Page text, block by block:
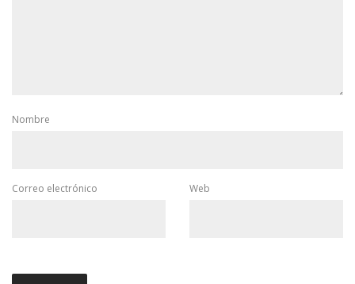
Nombre
Correo electrónico Web